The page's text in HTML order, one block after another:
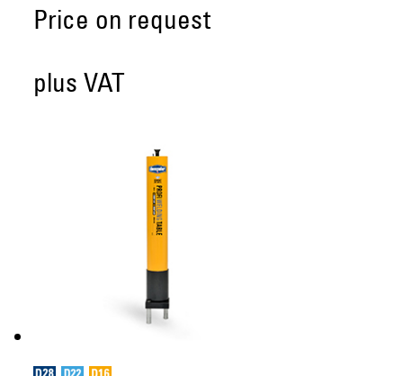
Price on request
plus VAT